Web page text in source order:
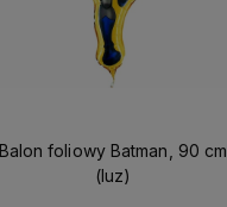
Balon foliowy Batman, 90 cm
(luz)